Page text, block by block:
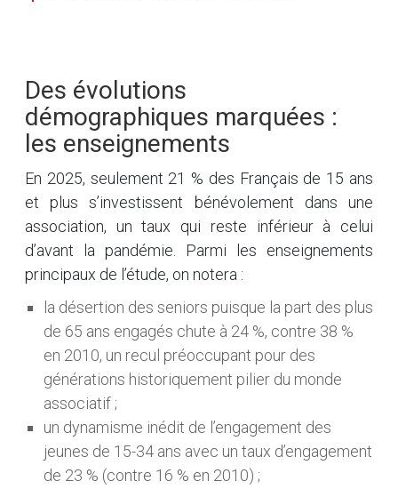
Des évolutions
démographiques marquées :
les enseignements
En 2025, seulement 21 % des Français de 15 ans
et plus s’investissent bénévolement dans une
association, un taux qui reste inférieur à celui
d’avant la pandémie. Parmi les enseignements
principaux de l’étude, on notera :
la désertion des seniors puisque la part des plus
de 65 ans engagés chute à 24 %, contre 38 %
en 2010, un recul préoccupant pour des
générations historiquement pilier du monde
associatif ;
un dynamisme inédit de l’engagement des
jeunes de 15-34 ans avec un taux d’engagement
de 23 % (contre 16 % en 2010) ;